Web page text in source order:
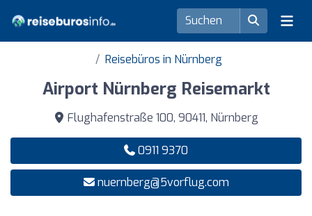
Reisebüros in Nürnberg
Airport Nürnberg Reisemarkt
Flughafenstraße 100, 90411, Nürnberg
0911 9370
nuernberg@5vorflug.com